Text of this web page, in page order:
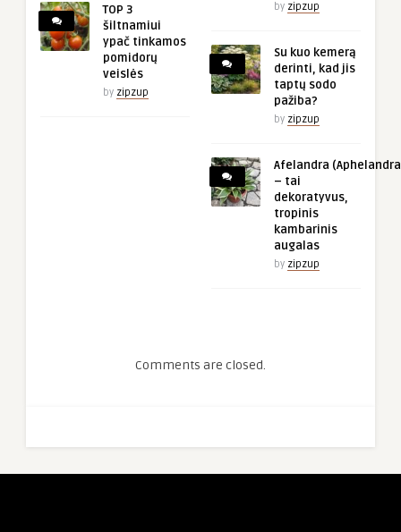
TOP 3
šiltnamiui
ypač tinkamos
pomidorų
veislės
by zipzup
by zipzup
Su kuo kemerą
derinti, kad jis
taptų sodo
pažiba?
by zipzup
Afelandra
– tai
dekoratyvus,
tropinis
kambarinis
augalas
by zipzup
Comments are closed.